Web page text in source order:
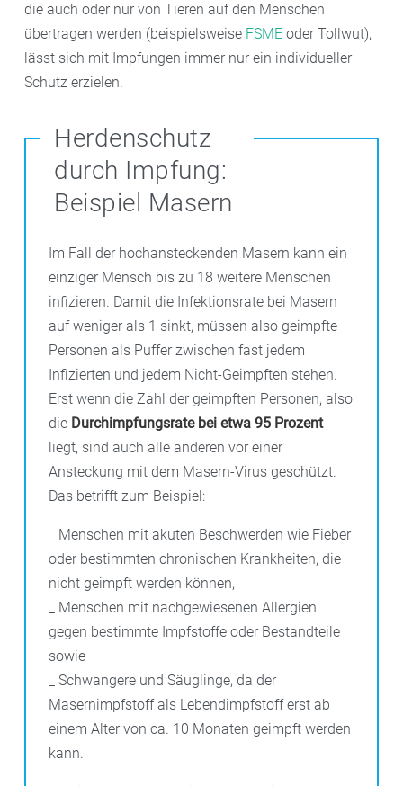
die auch oder nur von Tieren auf den Menschen
übertragen werden (beispielsweise FSME oder Tollwut),
lässt sich mit Impfungen immer nur ein individueller
Schutz erzielen.
Herdenschutz
durch Impfung:
Beispiel Masern
Im Fall der hochansteckenden Masern kann ein
einziger Mensch bis zu 18 weitere Menschen
infizieren. Damit die Infektionsrate bei Masern
auf weniger als 1 sinkt, müssen also geimpfte
Personen als Puffer zwischen fast jedem
Infizierten und jedem Nicht-Geimpften stehen.
Erst wenn die Zahl der geimpften Personen, also
die Durchimpfungsrate bei etwa 95 Prozent
liegt, sind auch alle anderen vor einer
Ansteckung mit dem Masern-Virus geschützt.
Das betrifft zum Beispiel:
_ Menschen mit akuten Beschwerden wie Fieber
oder bestimmten chronischen Krankheiten, die
nicht geimpft werden können,
_ Menschen mit nachgewiesenen Allergien
gegen bestimmte Impfstoffe oder Bestandteile
sowie
_ Schwangere und Säuglinge, da der
Masernimpfstoff als Lebendimpfstoff erst ab
einem Alter von ca. 10 Monaten geimpft werden
kann.